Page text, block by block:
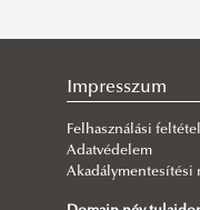
Impresszum
Felhasználási
Adatvédelem
Akadálymentesítési